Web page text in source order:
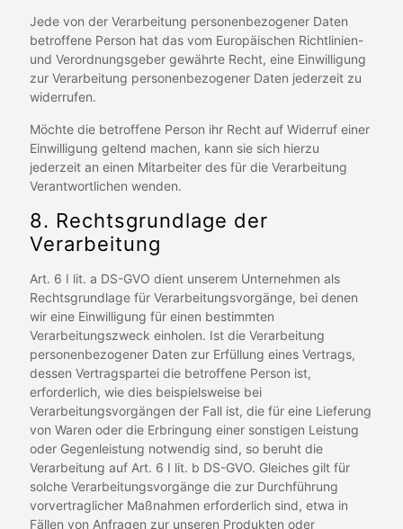
Jede von der Verarbeitung personenbezogener Daten
betroffene Person hat das vom Europäischen Richtlinien-
und Verordnungsgeber gewährte Recht, eine Einwilligung
zur Verarbeitung personenbezogener Daten jederzeit zu
widerrufen.
Möchte die betroffene Person ihr Recht auf Widerruf einer
Einwilligung geltend machen, kann sie sich hierzu
jederzeit an einen Mitarbeiter des für die Verarbeitung
Verantwortlichen wenden.
8. Rechtsgrundlage der
Verarbeitung
Art. 6 I lit. a DS-GVO dient unserem Unternehmen als
Rechtsgrundlage für Verarbeitungsvorgänge, bei denen
wir eine Einwilligung für einen bestimmten
Verarbeitungszweck einholen. Ist die Verarbeitung
personenbezogener Daten zur Erfüllung eines Vertrags,
dessen Vertragspartei die betroffene Person ist,
erforderlich, wie dies beispielsweise bei
Verarbeitungsvorgängen der Fall ist, die für eine Lieferung
von Waren oder die Erbringung einer sonstigen Leistung
oder Gegenleistung notwendig sind, so beruht die
Verarbeitung auf Art. 6 I lit. b DS-GVO. Gleiches gilt für
solche Verarbeitungsvorgänge die zur Durchführung
vorvertraglicher Maßnahmen erforderlich sind, etwa in
Fällen von Anfragen zur unseren Produkten oder